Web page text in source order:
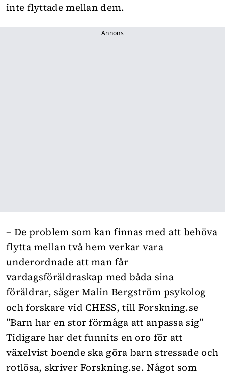
inte flyttade mellan dem.
Annons
– De problem som kan finnas med att behöva
flytta mellan två hem verkar vara
underordnade att man får
vardagsföräldraskap med båda sina
föräldrar, säger Malin Bergström psykolog
och forskare vid CHESS, till Forskning.se
”Barn har en stor förmåga att anpassa sig”
Tidigare har det funnits en oro för att
växelvist boende ska göra barn stressade och
rotlösa, skriver Forskning.se. Något som